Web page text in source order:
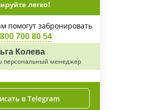
легко!
помогут забронировать
700 80 54
Колева
персональный менеджер
в Telegram